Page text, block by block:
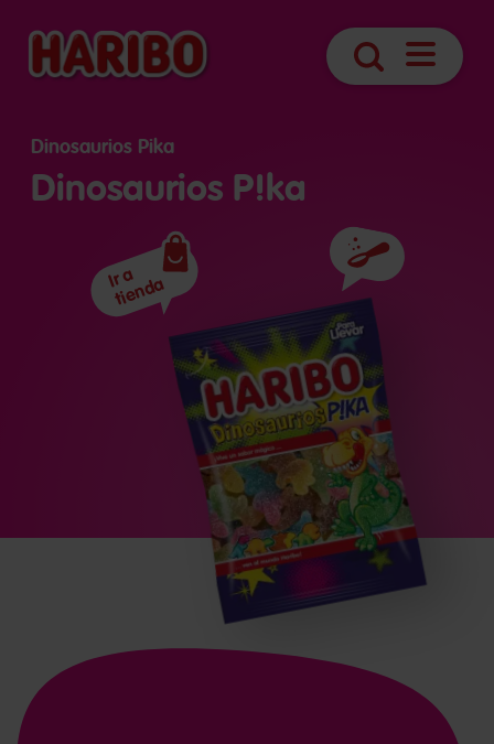
BúsquedaAbrir
Dinosaurios Pika
Dinosaurios P!ka
Ingredientes
Ir a
tienda